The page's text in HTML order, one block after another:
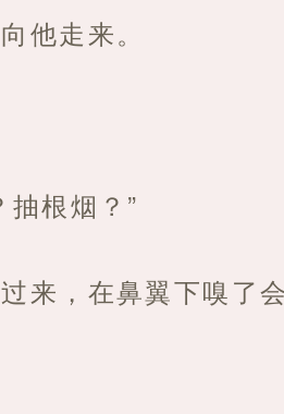
他走来。
根烟？”
来，在鼻翼下嗅了